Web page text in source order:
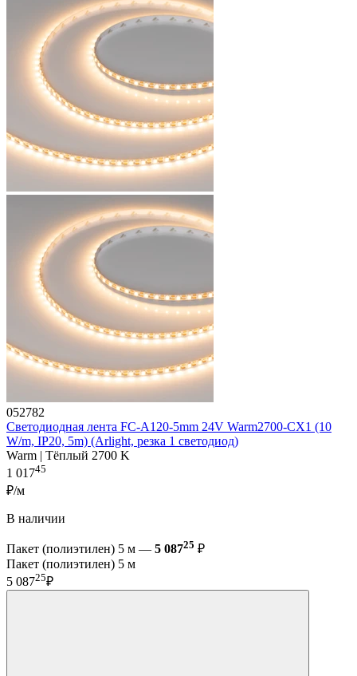
052782
Светодиодная лента FC-A120-5mm 24V Warm2700-CX1 (10
W/m, IP20, 5m) (Arlight, резка 1 светодиод)
Warm | Тёплый 2700 K
1 01745
₽/м
В наличии
Пакет (полиэтилен) 5 м — 5 08725 ₽
Пакет (полиэтилен) 5 м
5 08725₽